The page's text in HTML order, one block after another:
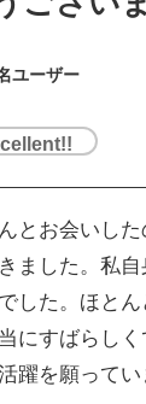
ユーザー
とお会いし
ました。私
した。ほと
にすばらし
躍を願って